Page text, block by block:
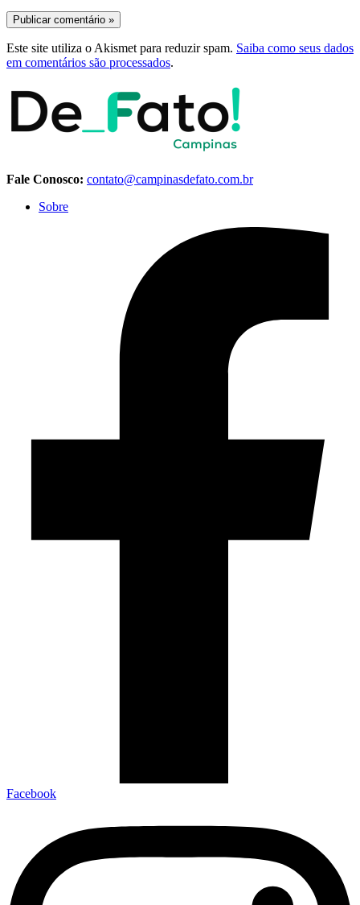
Este site utiliza o Akismet para reduzir spam. Saiba como seus dados
em comentários são processados.
Fale Conosco: contato@campinasdefato.com.br
Sobre
Facebook